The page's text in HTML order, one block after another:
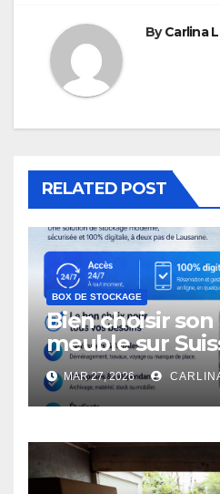
ByCarlina
RELATED POST
BOX DE STOCKAGE
Bien choisir
meuble sur
MAR 27, 2026